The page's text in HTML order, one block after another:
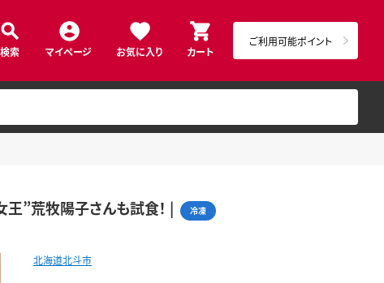
検索 マイページ お気に入り カート
ご利用可能ポイント
”荒牧陽子さんも試食！ | 冷凍
北海道北斗市